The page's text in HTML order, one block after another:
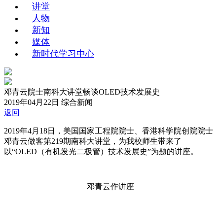
讲堂
人物
新知
媒体
新时代学习中心
邓青云院士南科大讲堂畅谈OLED技术发展史
2019年04月22日 综合新闻
返回
2019年4月18日，美国国家工程院院士、香港科学院创院院士
邓青云做客第219期南科大讲堂，为我校师生带来了
以“OLED（有机发光二极管）技术发展史”为题的讲座。
邓青云作讲座